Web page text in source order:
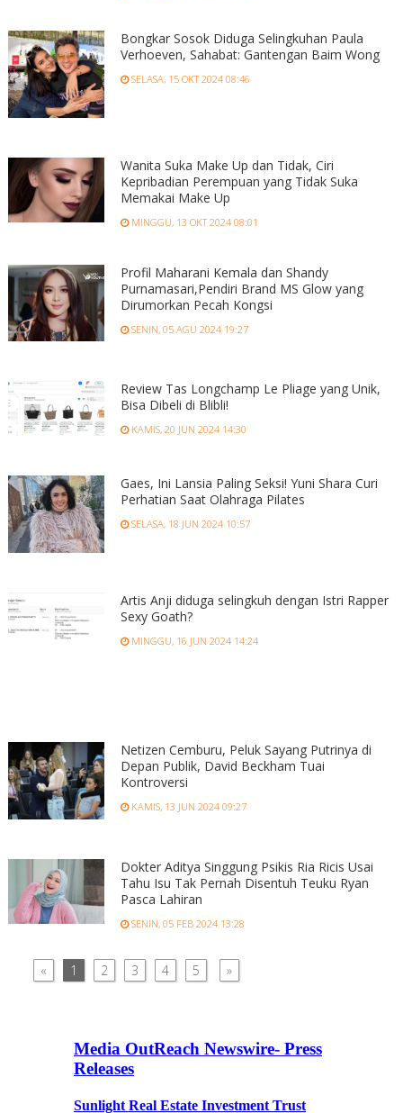
Bongkar Sosok Diduga Selingkuhan Paula
Verhoeven, Sahabat: Gantengan Baim Wong
SELASA, 15 OKT 2024 08:46
Wanita Suka Make Up dan Tidak, Ciri
Kepribadian Perempuan yang Tidak Suka
Memakai Make Up
MINGGU, 13 OKT 2024 08:01
Profil Maharani Kemala dan Shandy
Purnamasari,Pendiri Brand MS Glow yang
Dirumorkan Pecah Kongsi
SENIN, 05 AGU 2024 19:27
Review Tas Longchamp Le Pliage yang Unik,
Bisa Dibeli di Blibli!
KAMIS, 20 JUN 2024 14:30
Gaes, Ini Lansia Paling Seksi! Yuni Shara Curi
Perhatian Saat Olahraga Pilates
SELASA, 18 JUN 2024 10:57
Artis Anji diduga selingkuh dengan Istri Rapper
Sexy Goath?
MINGGU, 16 JUN 2024 14:24
Netizen Cemburu, Peluk Sayang Putrinya di
Depan Publik, David Beckham Tuai
Kontroversi
KAMIS, 13 JUN 2024 09:27
Dokter Aditya Singgung Psikis Ria Ricis Usai
Tahu Isu Tak Pernah Disentuh Teuku Ryan
Pasca Lahiran
SENIN, 05 FEB 2024 13:28
« 1 2 3 4 5 »